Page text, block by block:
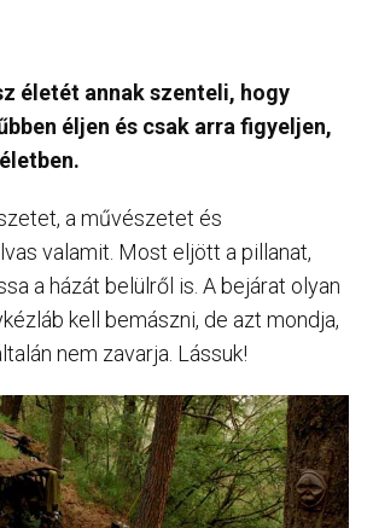
életét annak szenteli, hogy
éljen és csak arra figyeljen,
a művészetet és
valamit. Most eljött a pillanat,
a házát belülről is. A bejárat olyan
kell bemászni, de azt mondja,
nem zavarja. Lássuk!